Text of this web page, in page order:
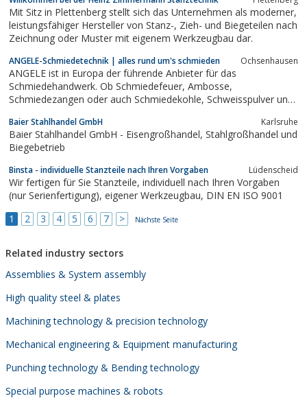
Mit Sitz in Plettenberg stellt sich das Unternehmen als moderner,
leistungsfähiger Hersteller von Stanz-, Zieh- und Biegeteilen nach
Zeichnung oder Muster mit eigenem Werkzeugbau dar.
ANGELE-Schmiedetechnik | alles rund um's schmieden Ochsenhausen
ANGELE ist in Europa der führende Anbieter für das
Schmiedehandwerk. Ob Schmiedefeuer, Ambosse,
Schmiedezangen oder auch Schmiedekohle, Schweisspulver und
handwerklichen Schmieden benötigt wird.
Baier Stahlhandel GmbH Karlsruhe
Baier Stahlhandel GmbH - Eisengroßhandel, Stahlgroßhandel und
Biegebetrieb
Binsta - individuelle Stanzteile nach Ihren Vorgaben Lüdenscheid
Wir fertigen für Sie Stanzteile, individuell nach Ihren Vorgaben
(nur Serienfertigung), eigener Werkzeugbau, DIN EN ISO 9001
1
2 3 4 5 6 7 > Nächste Seite
Related industry sectors
Assemblies & System assembly
High quality steel & plates
Machining technology & precision technology
Mechanical engineering & Equipment manufacturing
Punching technology & Bending technology
Special purpose machines & robots